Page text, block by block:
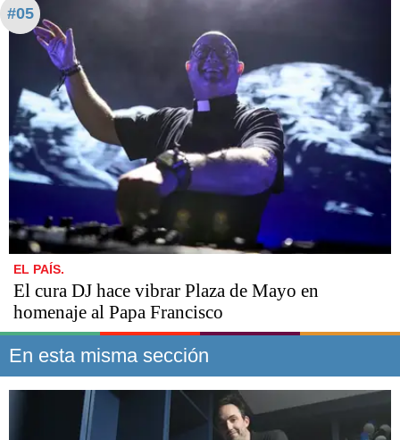
#05
EL PAÍS.
El cura DJ hace vibrar Plaza de Mayo en
homenaje al Papa Francisco
En esta misma sección